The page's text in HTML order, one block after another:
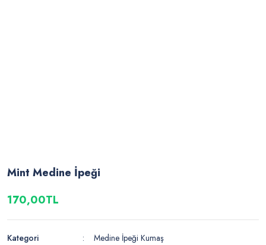
Mint Medine İpeği
170,00TL
Kategori
Medine İpeği Kumaş